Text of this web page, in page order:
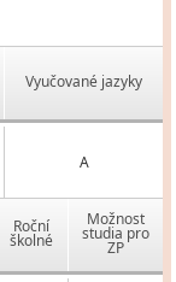
Vyučované jazyky
A
Roční
školné
Možnost
studia pro
ZP